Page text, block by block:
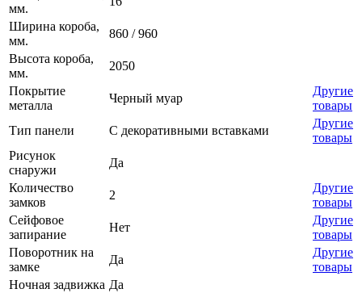
мм.
Ширина короба,
мм.
860 / 960
Высота короба,
мм.
2050
Покрытие
металла
Черный муар
Другие
товары
Тип панели
С декоративными вставками
Другие
товары
Рисунок
снаружи
Да
Количество
замков
2
Другие
товары
Сейфовое
запирание
Нет
Другие
товары
Поворотник на
замке
Да
Другие
товары
Ночная задвижка Да